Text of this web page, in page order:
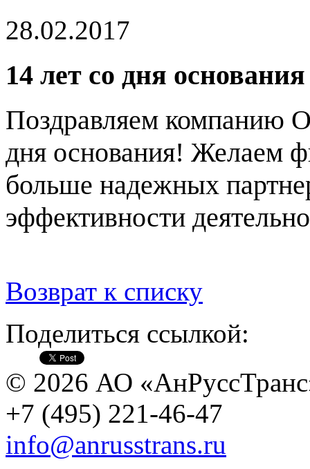
28.02.2017
14 лет со дня
Поздравляем
дня основания! Желаем
больше надежных
эффективности
Возврат к списку
Поделиться ссылкой:
© 2026 АО
+7 (495) 221-46-47
info@anrusstrans.ru